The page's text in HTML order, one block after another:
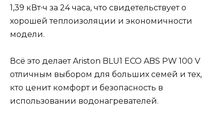
1,39 кВт∙ч за 24 часа, что свидетельствует о
хорошей теплоизоляции и экономичности
модели.
Всё это делает Ariston BLU1 ECO ABS PW 100 V
отличным выбором для больших семей и тех,
кто ценит комфорт и безопасность в
использовании водонагревателей.